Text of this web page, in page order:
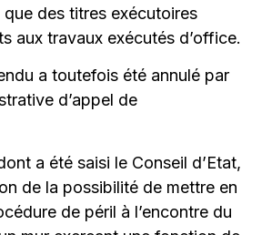
des titres exécutoires
aux travaux exécutés d’office.
a toutefois été annulé par
d’appel de
a été saisi le Conseil d’Etat,
de la possibilité de mettre en
de péril à l’encontre du